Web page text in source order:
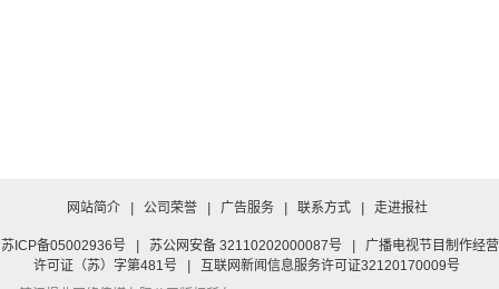
网站简介 | 公司荣誉 | 广告服务 | 联系方式 | 走进报社
苏ICP备05002936号 | 苏公网安备 32110202000087号 |
广播电视节目制作经营
许可证（苏）字第481号
|
互联网新闻信息服务许可证32120170009号